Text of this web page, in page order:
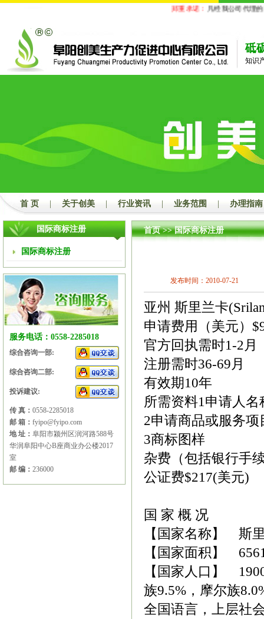
郑重承诺：凡经我公司代理的商标
砥
知识
首 页 关于创美 行业资讯 业务范围 办理指南
国际商标注册
国际商标注册
服务电话：0558-2285018
综合咨询一部:
综合咨询二部:
投诉建议:
传 真： 0558-2285018
邮 箱： fyipo@fyipo.com
地 址： 阜阳市颍州区润河路588号
华润阜阳中心B座商业办公楼2017
室
邮 编： 236000
首页>>国际商标注册
发布时间：2010-07-21
亚州 斯里兰卡
申请费用（美元）
官方回执需时1-2月
注册需时36-69月
有效期10年
所需资料1申请人名
2申请商品或服务项
3商标图样
杂费（包括银行手
公证费$217(美元)
国 家 概 况
【国家名称】 斯
【国家面积】
【国家人口】
族9.5%，摩尔族
全国语言，上层社